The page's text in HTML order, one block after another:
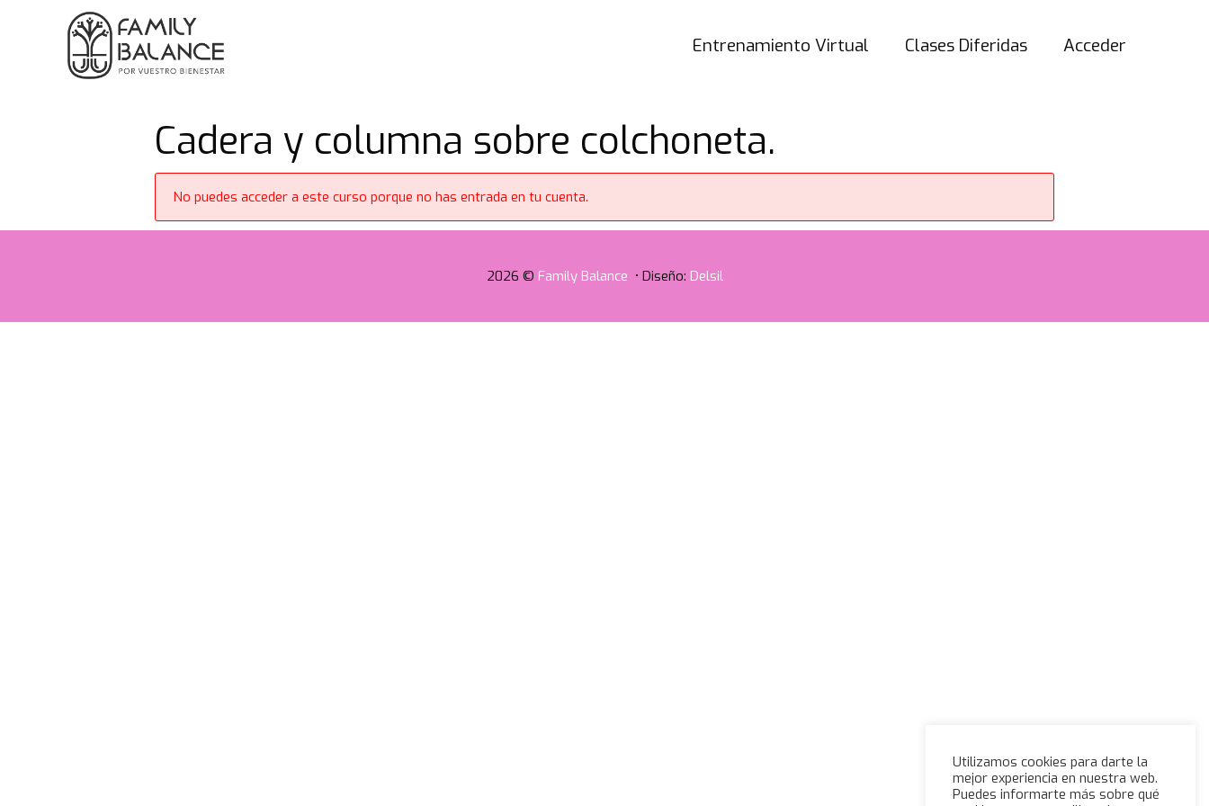
Entrenamiento Virtual Clases Diferidas Acceder
Cadera y columna sobre colchoneta.
No puedes acceder a este curso porque no has entrada en tu cuenta.
2026 © Family Balance • Diseño: Delsil
Utilizamos cookies para darte la
mejor experiencia en nuestra web.
Puedes informarte más sobre qué